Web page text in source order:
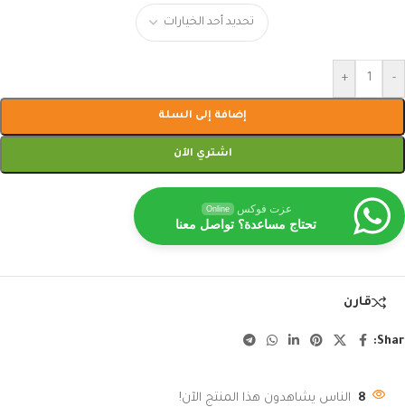
-
+
إضافة إلى السلة
اشتري الآن
عزت فوكس Online
تحتاج مساعدة؟ تواصل معنا
قارن
8 الناس يشاهدون هذا المنتج الآن!